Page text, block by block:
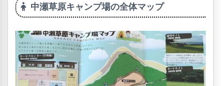
中瀬草原キャンプ場の全体マップ